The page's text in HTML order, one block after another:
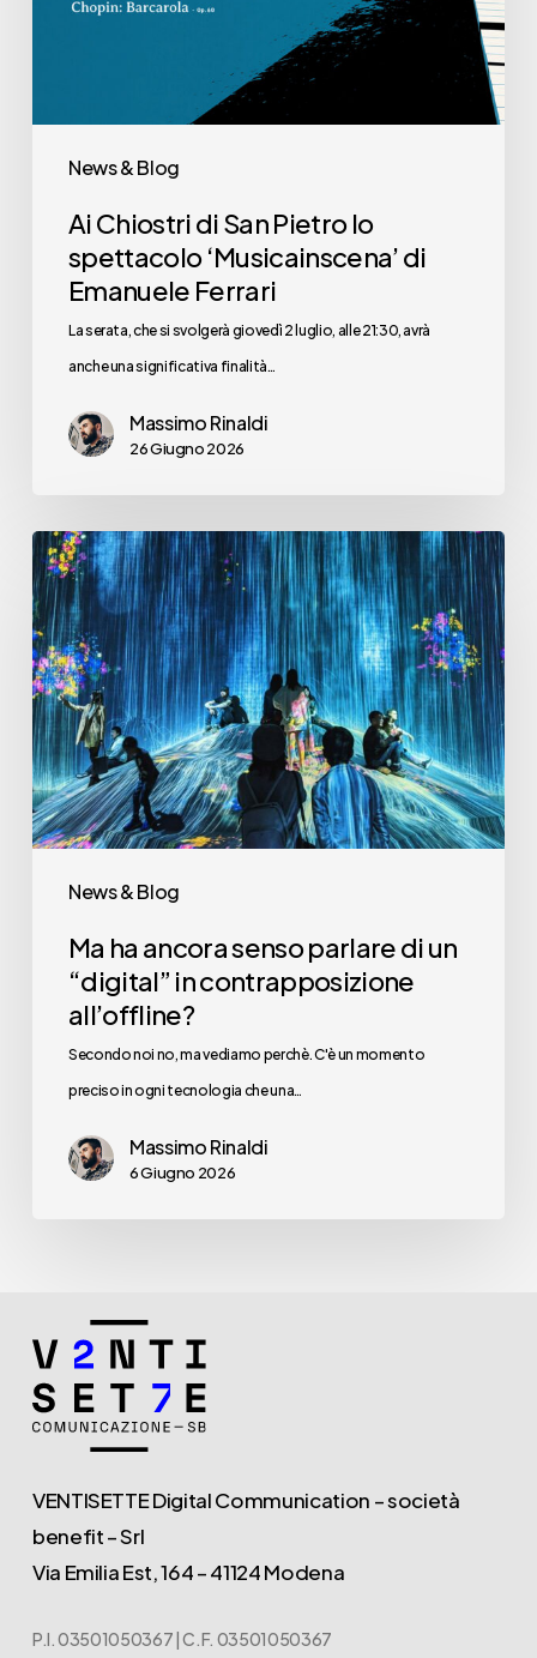
News & Blog
Ferrari
Ai Chiostri di San Pietro lo
spettacolo ‘Musicainscena’ di
Emanuele Ferrari
La serata, che si svolgerà giovedì 2 luglio, alle 21:30, avrà
anche una significativa finalità…
Massimo Rinaldi
26 Giugno 2026
News & Blog
Ma
ha
ancora
senso
parlare
di
un
“digital”
in
all’offline?
Ma ha ancora senso parlare di un
“digital” in contrapposizione
all’offline?
Secondo noi no, ma vediamo perchè. C'è un momento
preciso in ogni tecnologia che una…
Massimo Rinaldi
6 Giugno 2026
VENTISETTE Digital Communication – società
benefit – Srl
Via Emilia Est, 164 – 41124 Modena
P.I. 03501050367 | C.F. 03501050367